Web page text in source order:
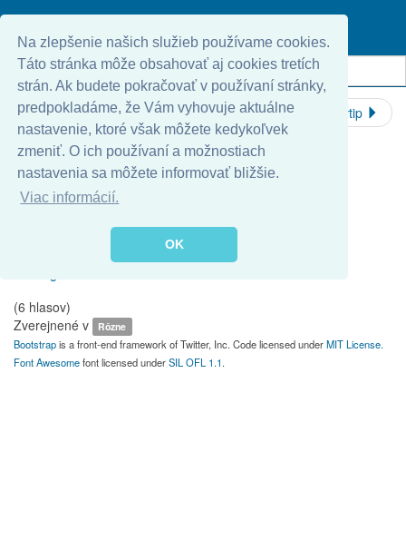
Na zlepšenie našich služieb používame cookies.
Táto stránka môže obsahovať aj cookies tretích
strán. Ak budete pokračovať v používaní stránky,
predpokladáme, že Vám vyhovuje aktuálne
nastavenie, ktoré však môžete kedykoľvek
zmeniť. O ich používaní a možnostiach
nastavenia sa môžete informovať bližšie.
Viac informácií.
OK
Strhol mi rúško a chrapľavým hlasom zamrmlal: "Môžeš mi ukázať
tvoj negatívny test na covid?"
Predchádzajúci vtip Nasledujúci vtip
Ohodnotiť
1
5
(6 hlasov)
Zverejnené v
Rôzne
Bootstrapis a front-end framework of Twitter, Inc. Code licensed underMIT License.
Font Awesomefont licensed underSIL OFL 1.1.